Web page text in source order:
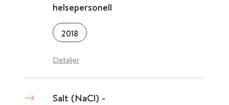
helsepersonell
2018
Detaljer
Salt (NaCl) -